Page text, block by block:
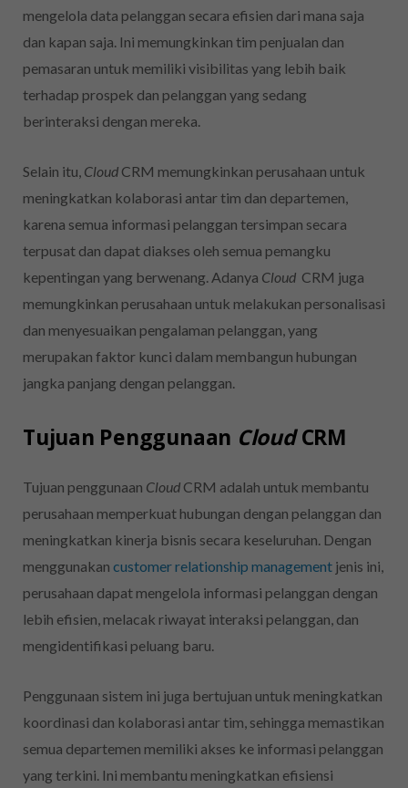
mengelola data pelanggan secara efisien dari mana saja
dan kapan saja. Ini memungkinkan tim penjualan dan
pemasaran untuk memiliki visibilitas yang lebih baik
terhadap prospek dan pelanggan yang sedang
berinteraksi dengan mereka.
Selain itu, Cloud CRM memungkinkan perusahaan untuk
meningkatkan kolaborasi antar tim dan departemen,
karena semua informasi pelanggan tersimpan secara
terpusat dan dapat diakses oleh semua pemangku
kepentingan yang berwenang. Adanya Cloud CRM juga
memungkinkan perusahaan untuk melakukan personalisasi
dan menyesuaikan pengalaman pelanggan, yang
merupakan faktor kunci dalam membangun hubungan
jangka panjang dengan pelanggan.
Tujuan Penggunaan CloudCRM
Tujuan penggunaan Cloud CRM adalah untuk membantu
perusahaan memperkuat hubungan dengan pelanggan dan
meningkatkan kinerja bisnis secara keseluruhan. Dengan
menggunakan customer relationship management jenis ini,
perusahaan dapat mengelola informasi pelanggan dengan
lebih efisien, melacak riwayat interaksi pelanggan, dan
mengidentifikasi peluang baru.
Penggunaan sistem ini juga bertujuan untuk meningkatkan
koordinasi dan kolaborasi antar tim, sehingga memastikan
semua departemen memiliki akses ke informasi pelanggan
yang terkini. Ini membantu meningkatkan efisiensi